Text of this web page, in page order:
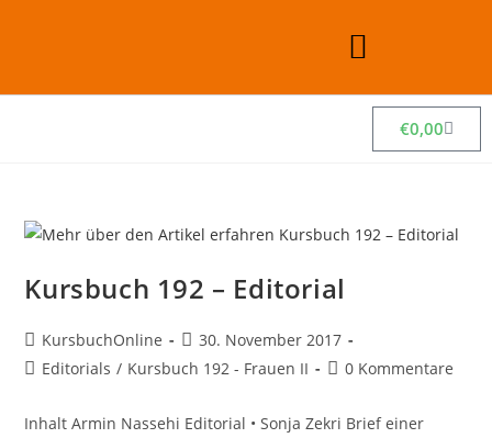
€0,00
Kursbuch 192 – Editorial
KursbuchOnline
30. November 2017
Editorials / Kursbuch 192 - Frauen II 0 Kommentare
Inhalt Armin Nassehi Editorial • Sonja Zekri Brief einer